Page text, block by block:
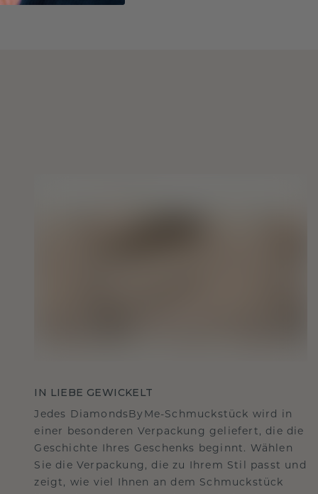
IN LIEBE GEWICKELT
Jedes DiamondsByMe-Schmuckstück wird in
einer besonderen Verpackung geliefert, die die
Geschichte Ihres Geschenks beginnt. Wählen
Sie die Verpackung, die zu Ihrem Stil passt und
zeigt, wie viel Ihnen an dem Schmuckstück